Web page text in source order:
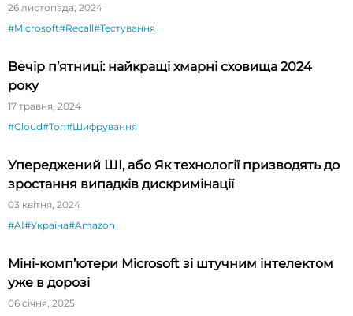
26 листопада, 2024
#Microsoft#Recall#Тестування
Вечір п’ятниці: найкращі хмарні сховища 2024
року
17 травня, 2024
#Cloud#Топ#Шифрування
Упереджений ШІ, або Як технології призводять до
зростання випадків дискримінації
03 квітня, 2024
#AI#Україна#Amazon
Міні-комп’ютери Microsoft зі штучним інтелектом
уже в дорозі
06 січня, 2025